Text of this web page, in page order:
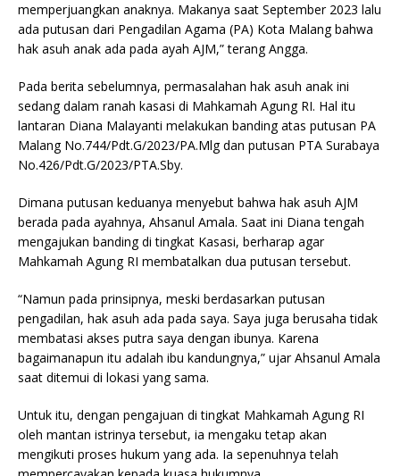
memperjuangkan anaknya. Makanya saat September 2023 lalu
ada putusan dari Pengadilan Agama (PA) Kota Malang bahwa
hak asuh anak ada pada ayah AJM,” terang Angga.
Pada berita sebelumnya, permasalahan hak asuh anak ini
sedang dalam ranah kasasi di Mahkamah Agung RI. Hal itu
lantaran Diana Malayanti melakukan banding atas putusan PA
Malang No.744/Pdt.G/2023/PA.Mlg dan putusan PTA Surabaya
No.426/Pdt.G/2023/PTA.Sby.
Dimana putusan keduanya menyebut bahwa hak asuh AJM
berada pada ayahnya, Ahsanul Amala. Saat ini Diana tengah
mengajukan banding di tingkat Kasasi, berharap agar
Mahkamah Agung RI membatalkan dua putusan tersebut.
“Namun pada prinsipnya, meski berdasarkan putusan
pengadilan, hak asuh ada pada saya. Saya juga berusaha tidak
membatasi akses putra saya dengan ibunya. Karena
bagaimanapun itu adalah ibu kandungnya,” ujar Ahsanul Amala
saat ditemui di lokasi yang sama.
Untuk itu, dengan pengajuan di tingkat Mahkamah Agung RI
oleh mantan istrinya tersebut, ia mengaku tetap akan
mengikuti proses hukum yang ada. Ia sepenuhnya telah